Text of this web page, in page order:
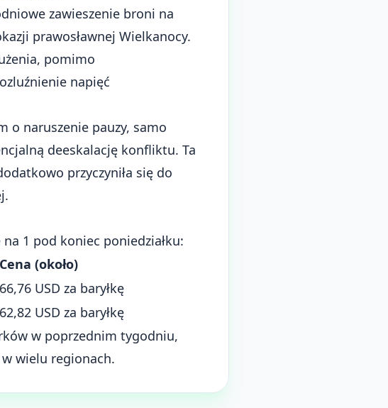
zawieszenie broni na
prawosławnej Wielkanocy.
pomimo
napięć
o naruszenie pauzy, samo
deeskalację konfliktu. Ta
przyczyniła się do
1 pod koniec poniedziałku:
Cena (około)
66,76 USD za baryłkę
62,82 USD za baryłkę
w poprzednim tygodniu,
wielu regionach.